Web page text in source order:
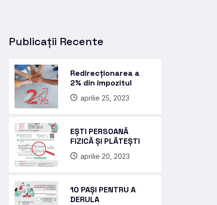
Publicații Recente
Redirecționarea a
2% din impozitul
aprilie 25, 2023
EȘTI PERSOANĂ
FIZICĂ ȘI PLĂTEȘTI
aprilie 20, 2023
10 PAȘI PENTRU A
DERULA